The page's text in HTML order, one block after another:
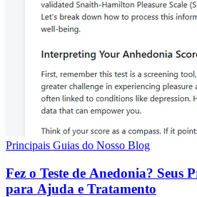
Principais Guias do Nosso Blog
Fez o Teste de Anedonia? Seus
para Ajuda e Tratamento